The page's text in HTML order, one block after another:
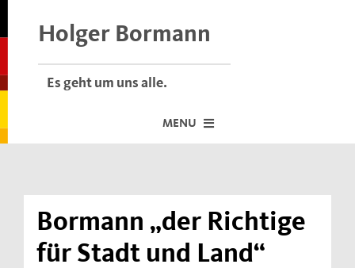
Holger Bormann
Es geht um uns alle.
MENU
Dafür stehe ich
Bormann „der Richtige
für Stadt und Land“